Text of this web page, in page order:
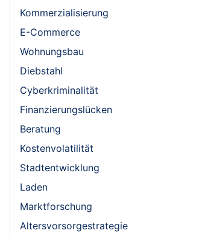
Kommerzialisierung
E-Commerce
Wohnungsbau
Diebstahl
Cyberkriminalität
Finanzierungslücken
Beratung
Kostenvolatilität
Stadtentwicklung
Laden
Marktforschung
Altersvorsorgestrategie